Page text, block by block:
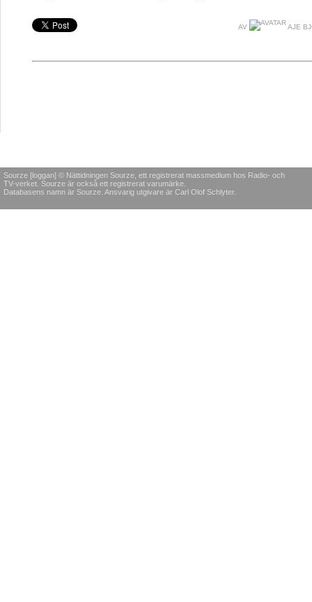
AV AJE
Sourze [loggan] © Nättidningen Sourze, ett registrerat massmedium hos Radio- och
TV-verket. Sourze är också ett registrerat varumärke.
Databasens namn är Sourze. Ansvarig utgivare är Carl Olof Schlyter.